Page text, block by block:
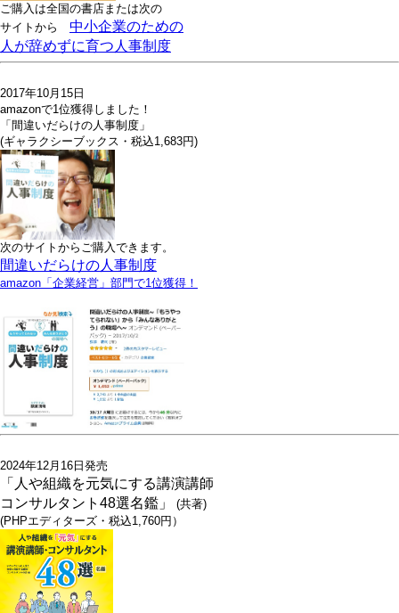
ご購入は全国の書店または次の
サイトから 中小企業のための
人が辞めずに育つ人事制度
2017年10月15日
amazonで1位獲得しました！
「間違いだらけの人事制度」
(ギャラクシーブックス・税込1,683円)
次のサイトからご購入できます。
間違いだらけの人事制度
amazon「企業経営」部門で1位獲得！
2024年12月16日発売
「人や組織を元気にする講演講師
コンサルタント48選名鑑」 (共著)
(PHPエディターズ・税込1,760円）